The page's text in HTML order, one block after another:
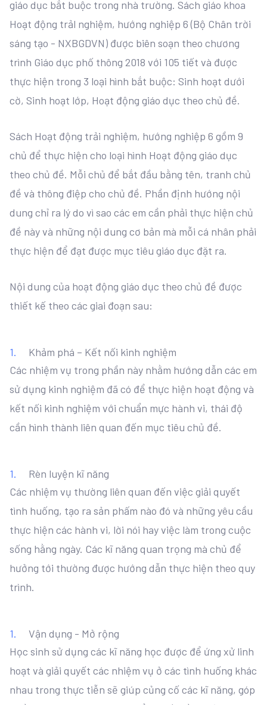
giáo dục bắt buộc trong nhà trường. Sách giáo khoa
Hoạt động trảl nghiệm, hướng nghiệp 6 (Bộ Chân trời
sáng tạo - NXBGDVN) được biên soạn theo chương
trình Giáo dục phố thông 2018 với 105 tiết và được
thực hiện trong 3 loại hình bắt buộc: Sinh hoạt dưới
cờ, Sinh hoạt lớp, Hoạt động giáo dục theo chủ đề.
Sách Hoạt động trải nghiệm, hướng nghiệp 6 gồm 9
chủ để thực hiện cho loại hình Hoạt động giáo dục
theo chủ đề. Mỗi chủ để bắt đầu bằng tên, tranh chủ
đề và thông điệp cho chủ đề. Phần định hướng nội
dung chỉ ra lý do vì sao các em cần phải thực hiện chủ
đề này và những nội dung cơ bản mà mỗi cá nhân phải
thực hiện để đạt được mục tiêu giáo dục đặt ra.
Nội dung của hoạt động giáo dục theo chủ đề được
thiết kế theo các giai đoạn sau:
Khảm phá – Kết nối kinh nghiệm
Các nhiệm vụ trong phần này nhằm hướng dẫn các em
sử dụng kinh nghiệm đã có để thực hiện hoạt động và
kết nối kinh nghiệm với chuẩn mực hành vi, thái độ
cần hình thành liên quan đến mục tiêu chủ đề.
Rèn luyện kĩ năng
Các nhiệm vụ thường liên quan đến việc giải quyết
tình huống, tạo ra sản phấm nào đó và những yêu cầu
thực hiện các hành vi, lời nói hay việc làm trong cuộc
sống hằng ngày. Các kĩ năng quan trọng mà chủ để
hưởng tới thường được hướng dẫn thực hiện theo quy
trình.
Vận dụng - Mở rộng
Học sinh sử dụng các kĩ năng học được để ứng xử linh
hoạt và giải quyết các nhiệm vụ ở các tình huống khác
nhau trong thực tiễn sẽ giúp củng cố các kĩ năng, góp